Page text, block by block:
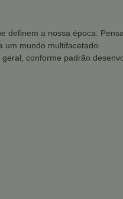
definem a nossa época.
mundo multifacetado.
conforme padrão